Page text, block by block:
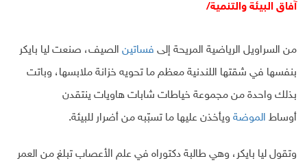
آفاق البيئة والتنمية/
من السراويل الرياضية المريحة إلى فساتين الصيف، صنعت ليا بايكر
بنفسها في شقتها اللندنية معظم ما تحويه خزانة ملابسها، وباتت
بذلك واحدة من مجموعة خياطات شابات هاويات ينتقدن
أوساط الموضة ويأخذن عليها ما تسبّبه من أضرار للبيئة.
وتقول ليا بايكر، وهي طالبة دكتوراه في علم الأعصاب تبلغ من العمر